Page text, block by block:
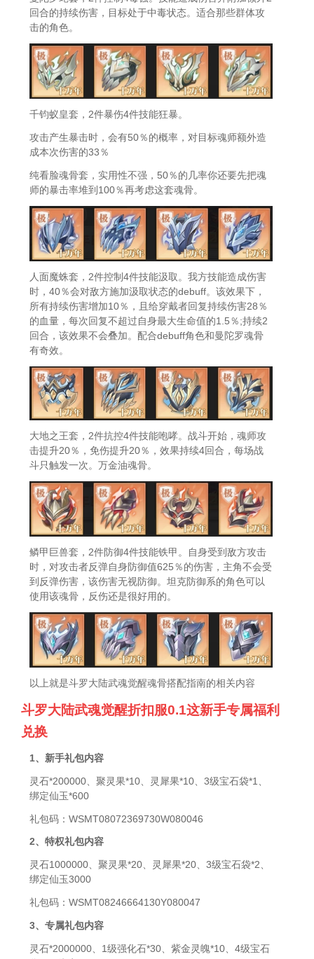
回合的持续伤害，目标处于中毒状态。适合那些群体攻
击的角色。
千钧蚁皇套，2件暴伤4件技能狂暴。
攻击产生暴击时，会有50％的概率，对目标魂师额外造
成本次伤害的33％
纯看脸魂骨套，实用性不强，50％的几率你还要先把魂
师的暴击率堆到100％再考虑这套魂骨。
人面魔蛛套，2件控制4件技能汲取。我方技能造成伤害
时，40％会对敌方施加汲取状态的debuff。该效果下，
所有持续伤害增加10％，且给穿戴者回复持续伤害28％
的血量，每次回复不超过自身最大生命值的1.5％;持续2
回合，该效果不会叠加。配合debuff角色和曼陀罗魂骨
有奇效。
大地之王套，2件抗控4件技能咆哮。战斗开始，魂师攻
击提升20％，免伤提升20％，效果持续4回合，每场战
斗只触发一次。万金油魂骨。
鳞甲巨兽套，2件防御4件技能铁甲。自身受到敌方攻击
时，对攻击者反弹自身防御值625％的伤害，主角不会受
到反弹伤害，该伤害无视防御。坦克防御系的角色可以
使用该魂骨，反伤还是很好用的。
以上就是斗罗大陆武魂觉醒魂骨搭配指南的相关内容
斗罗大陆武魂觉醒折扣服0.1这新手专属福利
兑换
1、新手礼包内容
灵石*200000、聚灵果*10、灵犀果*10、3级宝石袋*1、
绑定仙玉*600
礼包码：WSMT08072369730W080046
2、特权礼包内容
灵石1000000、聚灵果*20、灵犀果*20、3级宝石袋*2、
绑定仙玉3000
礼包码：WSMT08246664130Y080047
3、专属礼包内容
灵石*2000000、1级强化石*30、紫金灵魄*10、4级宝石